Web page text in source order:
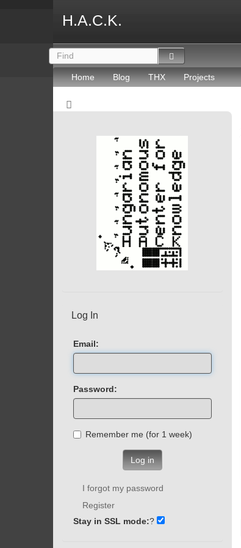
H.A.C.K.
Home Blog THX Projects
Log In
Email:
Password:
Remember me (for 1 week)
Log in
I forgot my password
Register
Stay in SSL mode:?